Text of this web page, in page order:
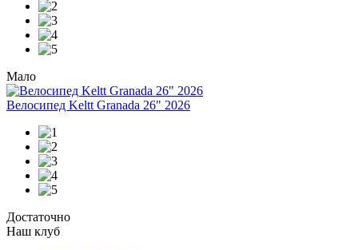
Мало
Велосипед Keltt Granada 26" 2026
Достаточно
Наш клуб